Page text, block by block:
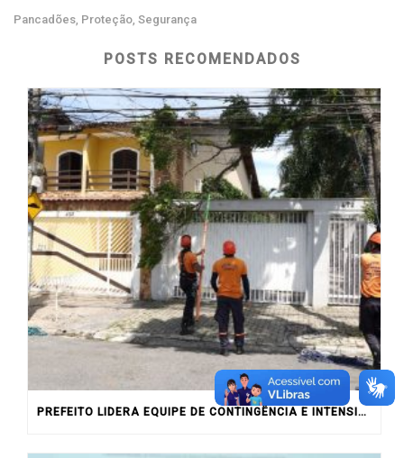
Pancadões, Proteção, Segurança
POSTS RECOMENDADOS
PREFEITO LIDERA EQUIPE DE CONTINGÊNCIA E INTENSIFICA VISTORIA NA CIDADE APÓS FORTES CHUVAS